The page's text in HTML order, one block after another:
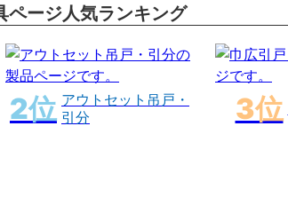
ページ人気ランキング
アウトセット吊戸・
引分